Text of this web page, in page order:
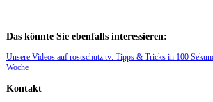
Das könnte Sie ebenfalls interessieren:
Unsere Videos auf rostschutz.tv: Tipps & Tricks in 100
Woche
Kontakt